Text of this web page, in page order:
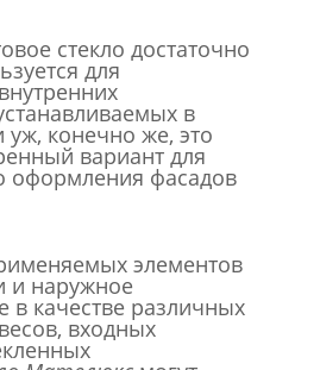
стекло достаточно
для
в
конечно же, это
вариант для
оформления фасадов
элементов
и наружное
в качестве различных
входных